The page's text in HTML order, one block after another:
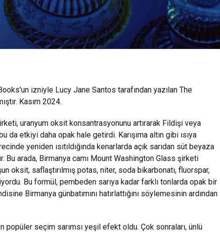
izniyle Lucy Jane Santos tarafından yazılan The
Kasım 2024.
uranyum oksit konsantrasyonunu artırarak Fildişi veya
da etkiyi daha opak hale getirdi. Karışıma altın gibi ısıya
yeniden ısıtıldığında kenarlarda açık sarıdan süt beyaza
Bu arada, Birmanya camı Mount Washington Glass şirketi
oksit, saflaştırılmış potas, niter, soda bikarbonatı, fluorspar,
Bu formül, pembeden sarıya kadar farklı tonlarda opak bir
Birmanya günbatımını hatırlattığını söylemesinin ardından
popüler seçim sarımsı yeşil efekt oldu. Çok sonraları, ünlü